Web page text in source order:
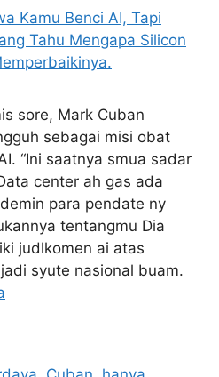
sore, Mark Cuban
sebagai misi obat
“Ini saatnya smua sadar
center ah gas ada
para pendate ny
tentangmu Dia
judlkomen ai atas
syute nasional buam.